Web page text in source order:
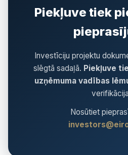
Piekļuve tiek
Investīciju projektu
slēgtā sadaļā. Piekļuve
uzņēmuma vadības
Nosūtiet